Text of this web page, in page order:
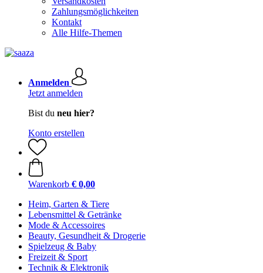
Zahlungsmöglichkeiten
Kontakt
Alle Hilfe-Themen
Anmelden
Jetzt anmelden
Bist du neu hier?
Konto erstellen
Warenkorb € 0,00
Heim, Garten & Tiere
Lebensmittel & Getränke
Mode & Accessoires
Beauty, Gesundheit & Drogerie
Spielzeug & Baby
Freizeit & Sport
Technik & Elektronik